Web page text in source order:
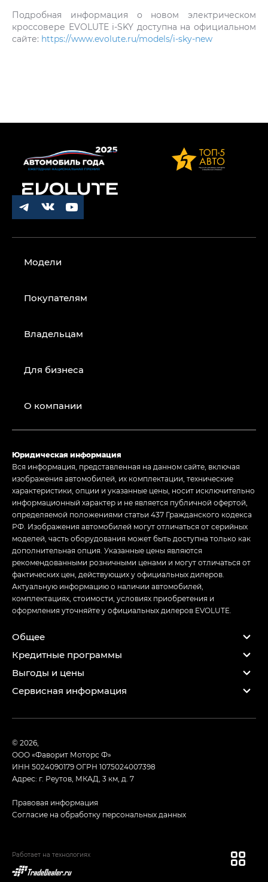
Подробная информация о новом электрическом
кроссовере EVOLUTE i‑SKY доступна на официальном
сайте: https://www.evolute.ru/models/i-sky-new
Модели
Покупателям
Владельцам
Для бизнеса
О компании
Юридическая информация
Вся информация, представленная на данном сайте, включая
изображения автомобилей, их комплектации, технические
характеристики, опции и указанные цены, носит исключительно
информационный характер и не является публичной офертой,
определяемой положениями статьи 437 Гражданского кодекса
РФ. Изображения автомобилей могут отличаться от серийных
моделей, часть оборудования может быть доступна только как
дополнительная опция. Указанные цены являются
рекомендованными розничными ценами и могут отличаться от
фактических цен, действующих у официальных дилеров.
Актуальную информацию о наличии автомобилей,
комплектациях, стоимости, условиях приобретения и
оформления уточняйте у официальных дилеров EVOLUTE.
Общее
Кредитные программы
Выгоды и цены
Сервисная информация
© 2026,
ООО «Фаворит Моторс Ф»
ИНН 5024090179ОГРН 1075024007398
Адрес: г. Реутов, МКАД, 3 км, д. 7
Правовая информация
Согласие на обработку персональных данных
Работает на технологиях